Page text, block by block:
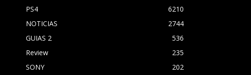
PS4
6210
NOTICIAS
2744
GUIAS 2
536
Review
235
SONY
202